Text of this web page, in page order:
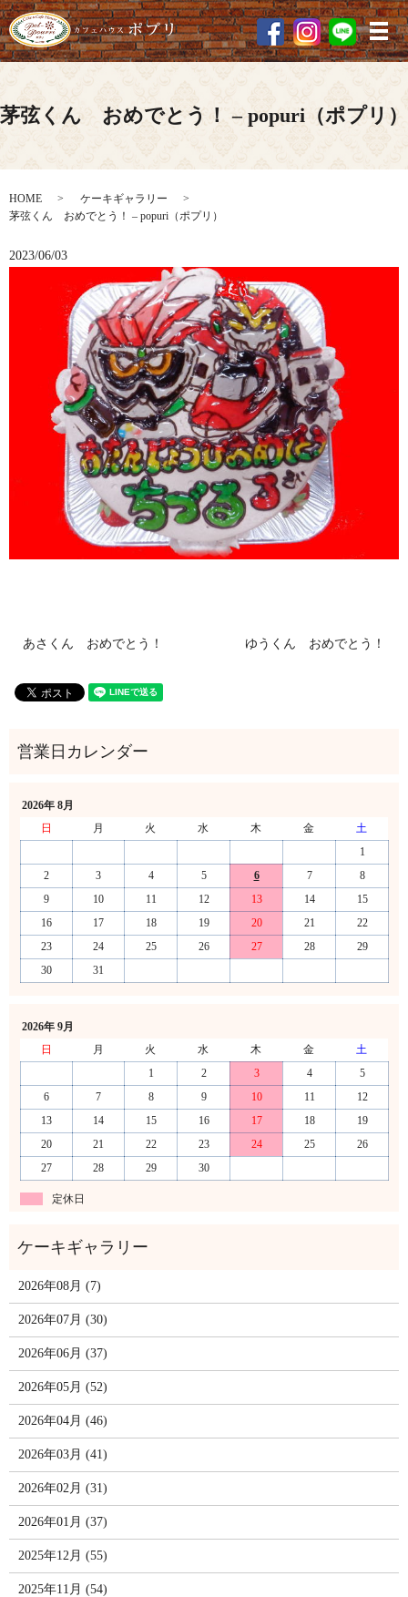
メ
茅弦くん おめでとう！ – popuri（ポプリ）
HOME
ケーキギャラリー
茅弦くん おめでとう！ – popuri（ポプリ）
2023/06/03
あさくん おめでとう！ ゆうくん おめでとう！
2026年 8月
日
月 火 水 木 金
土
1
2
3 4 5 6 7
8
9
10 11 12 13 14
15
16
17 18 19 20 21
22
23
24 25 26 27 28
29
30
31
2026年 9月
日
月 火 水 木 金
土
1
2 3 4
5
6
7 8 9 10 11
12
13
14 15 16 17 18
19
20
21 22 23 24 25
26
27
28 29 30
定休日
2026年08月 (7)
2026年07月 (30)
2026年06月 (37)
2026年05月 (52)
2026年04月 (46)
2026年03月 (41)
2026年02月 (31)
2026年01月 (37)
2025年12月 (55)
2025年11月 (54)